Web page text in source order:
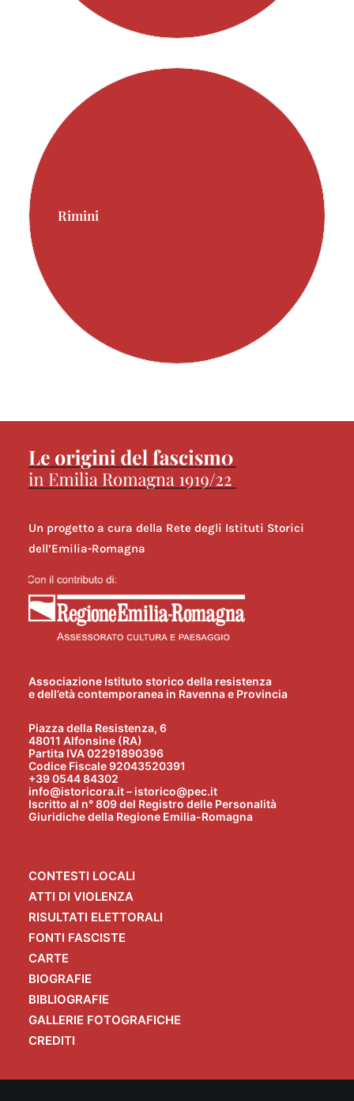
Rimini
Un progetto a cura della Rete degli Istituti Storici
dell’Emilia-Romagna
Associazione Istituto storico della resistenza
e dell’età contemporanea in Ravenna e Provincia
Piazza della Resistenza, 6
48011 Alfonsine (RA)
Partita IVA 02291890396
Codice Fiscale 92043520391
+39 0544 84302
info@istoricora.it – istorico@pec.it
Iscritto al n° 809 del Registro delle Personalità
Giuridiche della Regione Emilia-Romagna
CONTESTI LOCALI
ATTI DI VIOLENZA
RISULTATI ELETTORALI
FONTI FASCISTE
CARTE
BIOGRAFIE
BIBLIOGRAFIE
GALLERIE FOTOGRAFICHE
CREDITI